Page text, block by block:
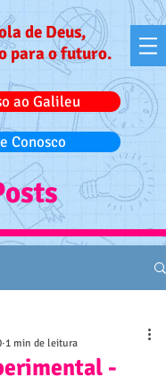
de Deus,
para o futuro.
ao Galileu
Conosco
-
1 min de leitura